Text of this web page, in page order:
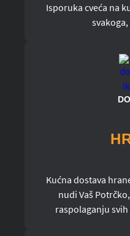
Isporuka cveća na
Kućna dostava
nudi Vaš
raspolaganju